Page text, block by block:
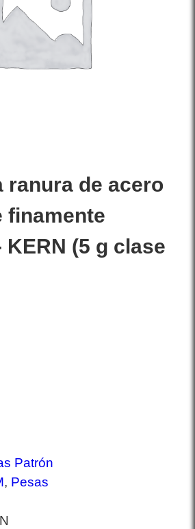
ranura de acero
finamente
(5 g clase
Patrón
, Pesas